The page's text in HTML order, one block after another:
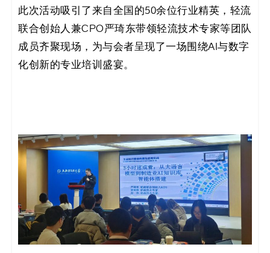
方
案
_
码
_
零
代
此次活动吸引了来自全国的50余位行业精英，轻流
联合创始人兼CPO严琦东带领轻流技术专家等团队
成员齐聚现场，为与会者呈现了一场围绕AI与数字
化创新的专业培训盛宴。